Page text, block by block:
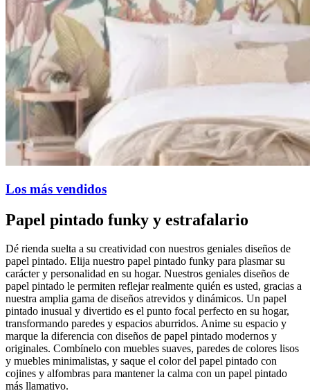
Los más vendidos
Papel pintado funky y estrafalario
Dé rienda suelta a su creatividad con nuestros geniales diseños de
papel pintado. Elija nuestro papel pintado funky para plasmar su
carácter y personalidad en su hogar. Nuestros geniales diseños de
papel pintado le permiten reflejar realmente quién es usted, gracias a
nuestra amplia gama de diseños atrevidos y dinámicos. Un papel
pintado inusual y divertido es el punto focal perfecto en su hogar,
transformando paredes y espacios aburridos. Anime su espacio y
marque la diferencia con diseños de papel pintado modernos y
originales. Combínelo con muebles suaves, paredes de colores lisos
y muebles minimalistas, y saque el color del papel pintado con
cojines y alfombras para mantener la calma con un papel pintado
más llamativo.